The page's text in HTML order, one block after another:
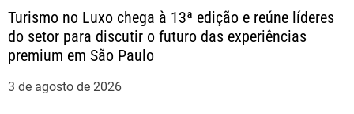
Turismo no Luxo chega à 13ª edição e reúne líderes
do setor para discutir o futuro das experiências
premium em São Paulo
3 de agosto de 2026